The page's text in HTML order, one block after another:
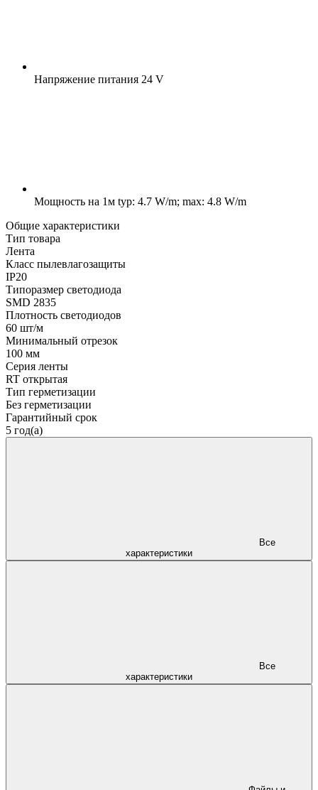
Напряжение питания 24 V
Мощность на 1м typ: 4.7 W/m; max: 4.8 W/m
Общие характеристики
Тип товара
Лента
Класс пылевлагозащиты
IP20
Типоразмер светодиода
SMD 2835
Плотность светодиодов
60 шт/м
Минимальный отрезок
100 мм
Серия ленты
RT открытая
Тип герметизации
Без герметизации
Гарантийный срок
5 год(а)
характеристики
характеристики